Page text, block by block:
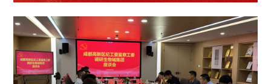
面深化改革